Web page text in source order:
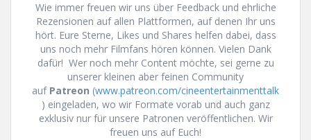
Wie immer freuen wir uns über Feedback und ehrliche
Rezensionen auf allen Plattformen, auf denen Ihr uns
hört. Eure Sterne, Likes und Shares helfen dabei, dass
uns noch mehr Filmfans hören können. Vielen Dank
dafür! Wer noch mehr Content möchte, sei gerne zu
unserer kleinen aber feinen Community
auf Patreon (www.patreon.com/cineentertainmenttalk
) eingeladen, wo wir Formate vorab und auch ganz
exklusiv nur für unsere Patronen veröffentlichen. Wir
freuen uns auf Euch!